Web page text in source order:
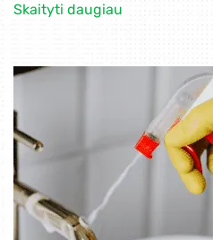
Skaityti daugiau